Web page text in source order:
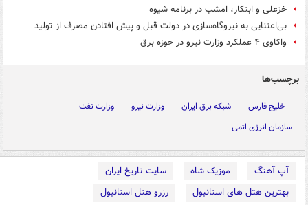
خزعلی و ابتکار، امشب در برنامه شیوه
بی‌اعتنایی به نیروگاه‌سازی در دولت قبل و پیش افتادن مصرف از تولید
واکاوی ۴ عملکرد وزارت نیرو در حوزه برق
برچسب‌ها
خلیج فارس شبکه برق ایران وزارت نیرو
وزارت نفت
سازمان انرژی اتمی
آپ آهنگ موزیک شاه
سایت تاریخ ایران
بهترین هتل های استانبول
رزرو هتل استانبول